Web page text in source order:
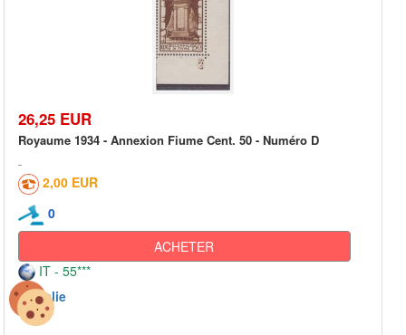
26,25 EUR
Royaume 1934 - Annexion Fiume Cent. 50 - Numéro D
2,00 EUR
0
ACHETER
IT - 55***
Italie